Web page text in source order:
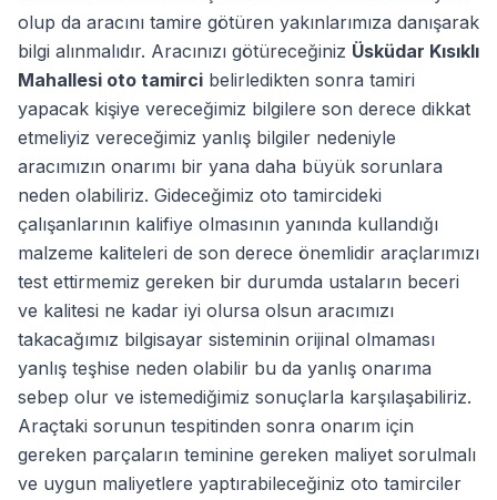
olup da aracını tamire götüren yakınlarımıza danışarak
bilgi alınmalıdır. Aracınızı götüreceğiniz Üsküdar Kısıklı
Mahallesi oto tamirci belirledikten sonra tamiri
yapacak kişiye vereceğimiz bilgilere son derece dikkat
etmeliyiz vereceğimiz yanlış bilgiler nedeniyle
aracımızın onarımı bir yana daha büyük sorunlara
neden olabiliriz. Gideceğimiz oto tamircideki
çalışanlarının kalifiye olmasının yanında kullandığı
malzeme kaliteleri de son derece önemlidir araçlarımızı
test ettirmemiz gereken bir durumda ustaların beceri
ve kalitesi ne kadar iyi olursa olsun aracımızı
takacağımız bilgisayar sisteminin orijinal olmaması
yanlış teşhise neden olabilir bu da yanlış onarıma
sebep olur ve istemediğimiz sonuçlarla karşılaşabiliriz.
Araçtaki sorunun tespitinden sonra onarım için
gereken parçaların teminine gereken maliyet sorulmalı
ve uygun maliyetlere yaptırabileceğiniz oto tamirciler